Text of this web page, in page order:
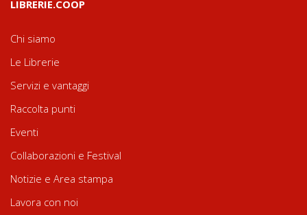
LIBRERIE.COOP
Chi siamo
Le Librerie
Servizi e vantaggi
Raccolta punti
Eventi
Collaborazioni e Festival
Notizie e Area stampa
Lavora con noi